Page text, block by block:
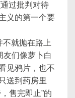
过批判对待
义的第一个要
不就抛在路上
友们像萝卜白
见鸦片，也不
送到药房里
售完即止”的